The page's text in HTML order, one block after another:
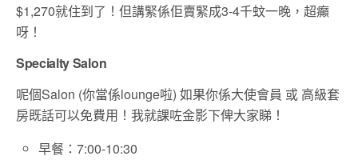
$1,270就住到了！但講緊係佢賣緊成3-4千蚊一晚，超癲
呀！
Specialty Salon
呢個Salon (你當係lounge啦) 如果你係大使會員 或 高級套
房既話可以免費用！我就課咗金影下俾大家睇！
早餐：7:00-10:30